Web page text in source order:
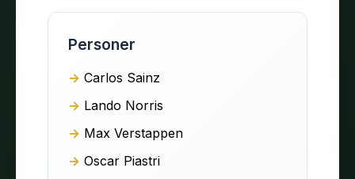
Personer
Carlos Sainz
Lando Norris
Max Verstappen
Oscar Piastri